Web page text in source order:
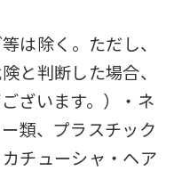
は除く。ただし、
と判断した場合、
ざいます。）・ネ
類、プラスチック
チューシャ・ヘア